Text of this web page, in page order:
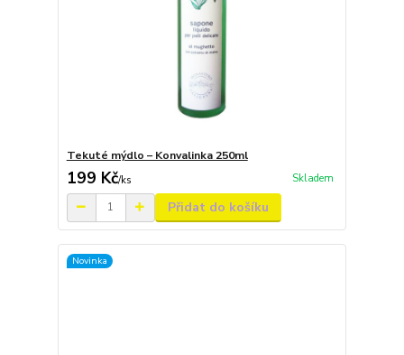
Tekuté mýdlo – Konvalinka 250ml
199 Kč/ks Skladem
Přidat do košíku
Novinka